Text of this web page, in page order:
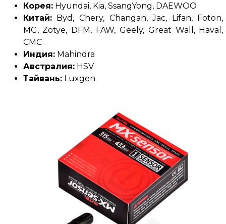
Корея:Hyundai, Kia, SsangYong, DAEWOO
Китай:Byd, Chery, Changan, Jac, Lifan, Foton,
MG, Zotye, DFM, FAW, Geely, Great Wall, Haval,
CMC
Индия:Mahindra
Австралия:HSV
Тайвань:Luxgen